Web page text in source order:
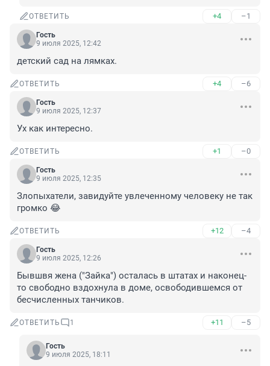
ОТВЕТИТЬ +4 –1
Гость
9 июля 2025, 12:42
детский сад на лямках.
ОТВЕТИТЬ +4 –6
Гость
9 июля 2025, 12:37
Ух как интересно.
ОТВЕТИТЬ +1 –0
Гость
9 июля 2025, 12:35
Злопыхатели, завидуйте увлеченному человеку не так
громко 😂
ОТВЕТИТЬ +12 –4
Гость
9 июля 2025, 12:26
Бывшвя жена ("Зайка") осталась в штатах и наконец-
то свободно вздохнула в доме, освободившемся от
бесчисленных танчиков.
ОТВЕТИТЬ 1 +11 –5
Гость
9 июля 2025, 18:11